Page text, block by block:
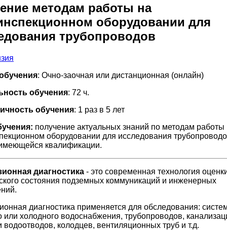
методам работы на
оборудовании для
трубопроводов
: Очно-заочная или дистанционная (онлайн)
обучения: 72 ч.
обучения: 1 раз в 5 лет
получение актуальных знаний по методам работы
оборудовании для исследования
квалификации.
диагностика - это современная технология
состояния подземных коммуникаций и инженерных
диагностика применяется для обследования:
или холодного водоснабжения, трубопроводов,
водоотводов, колодцев, вентиляционных труб и т.д.